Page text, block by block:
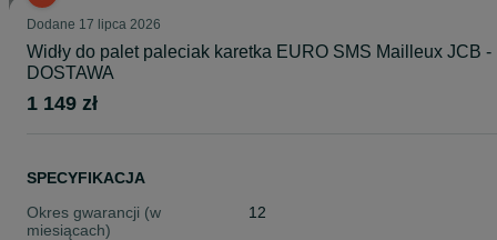
Dodane 17 lipca 2026
Widły do palet paleciak karetka EURO SMS Mailleux JCB -
DOSTAWA
1 149 zł
SPECYFIKACJA
Okres gwarancji (w
miesiącach)
12